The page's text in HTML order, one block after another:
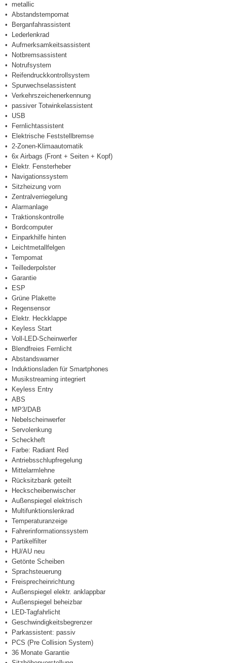
metallic
Abstandstempomat
Berganfahrassistent
Lederlenkrad
Aufmerksamkeitsassistent
Notbremsassistent
Notrufsystem
Reifendruckkontrollsystem
Spurwechselassistent
Verkehrszeichenerkennung
passiver Totwinkelassistent
USB
Fernlichtassistent
Elektrische Feststellbremse
2-Zonen-Klimaautomatik
6x Airbags (Front + Seiten + Kopf)
Elektr. Fensterheber
Navigationssystem
Sitzheizung vorn
Zentralverriegelung
Alarmanlage
Traktionskontrolle
Bordcomputer
Einparkhilfe hinten
Leichtmetallfelgen
Tempomat
Teillederpolster
Garantie
ESP
Grüne Plakette
Regensensor
Elektr. Heckklappe
Keyless Start
Voll-LED-Scheinwerfer
Blendfreies Fernlicht
Abstandswarner
Induktionsladen für Smartphones
Musikstreaming integriert
Keyless Entry
ABS
MP3/DAB
Nebelscheinwerfer
Servolenkung
Scheckheft
Farbe: Radiant Red
Antriebsschlupfregelung
Mittelarmlehne
Rücksitzbank geteilt
Heckscheibenwischer
Außenspiegel elektrisch
Multifunktionslenkrad
Temperaturanzeige
Fahrerinformationssystem
Partikelfilter
HU/AU neu
Getönte Scheiben
Sprachsteuerung
Freisprecheinrichtung
Außenspiegel elektr. anklappbar
Außenspiegel beheizbar
LED-Tagfahrlicht
Geschwindigkeitsbegrenzer
Parkassistent: passiv
PCS (Pre Collision System)
36 Monate Garantie